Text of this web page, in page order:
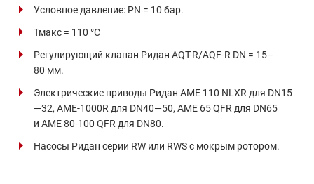
Условное давление: PN = 10 бар.
Тмакс = 110 °C
Регулирующий клапан Ридан AQT-R/AQF-R DN = 15–
80 мм.
Электрические приводы Ридан AME 110 NLXR для DN15
—32, AME-1000R для DN40—50, AME 65 QFR для DN65
и AME 80-100 QFR для DN80.
Насосы Ридан серии RW или RWS с мокрым ротором.